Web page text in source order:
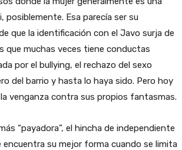
posiblemente. Esa parecía ser su
que la identificación con el Javo surja de
que muchas veces tiene conductas
por el bullying, el rechazo del sexo
del barrio y hasta lo haya sido. Pero hoy
venganza contra sus propios fantasmas.
“payadora”, el hincha de independiente
su mejor forma cuando se limita